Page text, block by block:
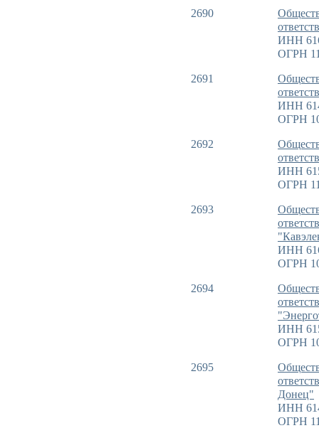
2690
ИНН
ОГРН
2691
ИНН
ОГРН
2692
ИНН
ОГРН
2693
ИНН
ОГРН
2694
ИНН
ОГРН
2695
Донец"
ИНН
ОГРН